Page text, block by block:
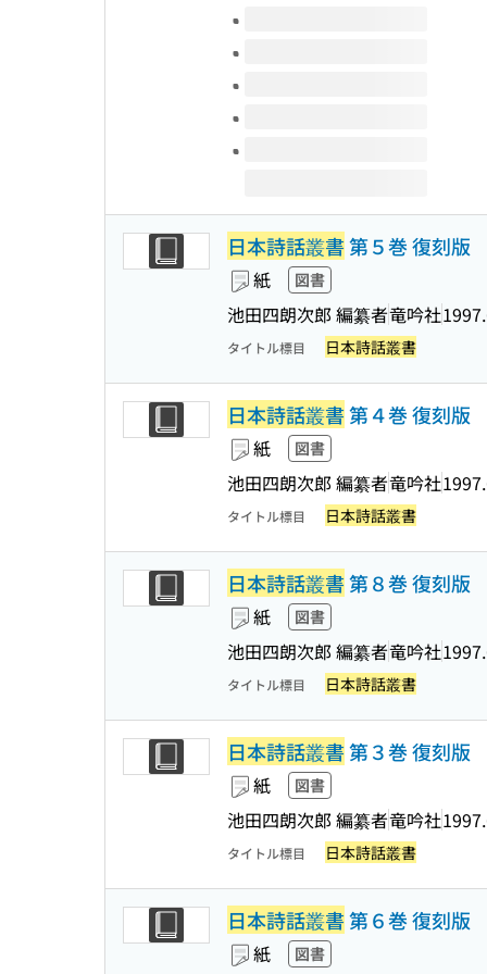
このタイトルの巻号
日本詩話叢書第５巻 復刻版
紙 図書
池田四朗次郎 編纂者竜吟社
タイトル標目 日本詩話叢書
日本詩話叢書第４巻 復刻版
紙 図書
池田四朗次郎 編纂者竜吟社
タイトル標目 日本詩話叢書
日本詩話叢書第８巻 復刻版
紙 図書
池田四朗次郎 編纂者竜吟社
タイトル標目 日本詩話叢書
日本詩話叢書第３巻 復刻版
紙 図書
池田四朗次郎 編纂者竜吟社
タイトル標目 日本詩話叢書
日本詩話叢書第６巻 復刻版
紙 図書